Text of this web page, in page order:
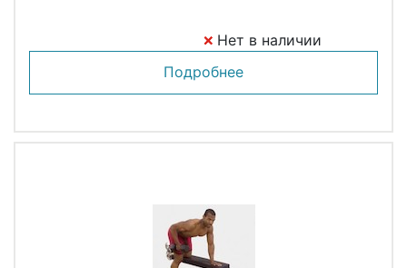
Нет в наличии
Подробнее